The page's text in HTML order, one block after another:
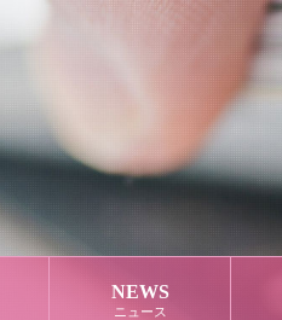
NEWS
ニュース